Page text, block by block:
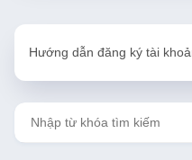
Hướng dẫn đăng ký tài